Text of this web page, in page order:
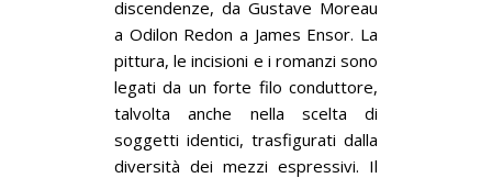
discendenze, da Gustave Moreau
a Odilon Redon a James Ensor. La
pittura, le incisioni e i romanzi sono
legati da un forte filo conduttore,
talvolta anche nella scelta di
soggetti identici, trasfigurati dalla
diversità dei mezzi espressivi. Il